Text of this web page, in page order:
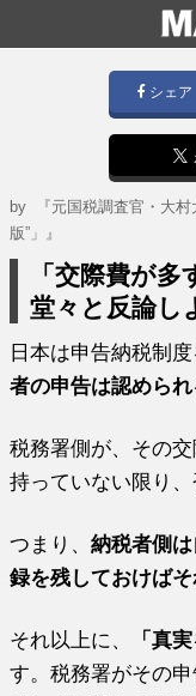
シェア
by
『元国税調査官・大
版”」』
「交際費が
堂々と反論し
日本は申告納税制
者の申告は認めら
税務署側が、その
持っていない限り
つまり、納税者側
録を残しておけば
それ以上に、 「真
す。税務署がその申